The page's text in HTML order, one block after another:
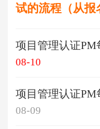
试的流程（从报
项目管理认证PM
08-10
项目管理认证PM
08-09